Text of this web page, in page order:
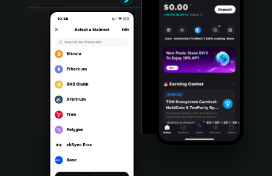
Português (Portugal)
Bahasa Indonesia
Português (Brasil)